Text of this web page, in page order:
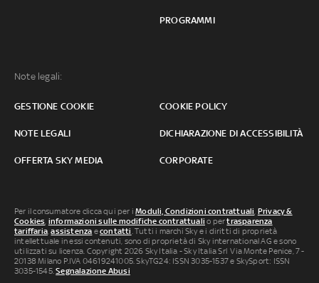
PROGRAMMI
Note legali:
GESTIONE COOKIE COOKIE POLICY
NOTE LEGALI DICHIARAZIONE DI ACCESSIBILITÀ
OFFERTA SKY MEDIA CORPORATE
Per il consumatore clicca qui per iModuli, Condizioni contrattuali, Privacy &
Cookies, informazioni sulle modifiche contrattuali o pertrasparenza
tariffaria,assistenza econtatti. Tutti i marchi Sky e i diritti di proprietà
intellettuale in essi contenuti, sono di proprietà di Sky international AG e sono
utilizzati su licenza. Copyright 2026 Sky Italia - Sky Italia Srl Via Monte Penice, 7 -
20138 Milano P.IVA 04619241005. SkyTG24: ISSN 3035-1537 e SkySport: ISSN
3035-1545.Segnalazione Abusi